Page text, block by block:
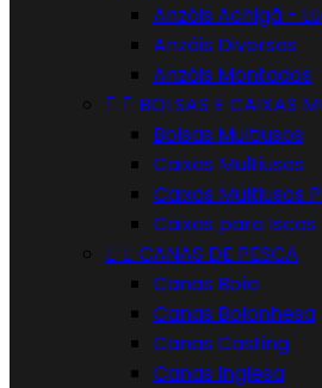
Anzóis Achigã -
Anzóis Diversos
Anzóis Montados
  BOLSAS E CAIXAS
Bolsas Multiusos
Caixas Multiusos
Caixas Multiusos
Caixas para Iscos
  CANAS DE PESCA
Canas Boía
Canas Bolonhesa
Canas Casting
Canas Inglesa